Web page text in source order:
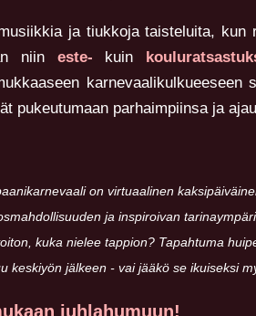
ja tiukkoja taisteluita, kun
niin este- kuin
karnevaalikulkueeseen
pukeutumaan parhaimpiinsa ja
on virtuaalinen
ja inspiroivan
kuka nielee tappion? Tapahtuma
keskiyön jälkeen - vai jääkö se ikuiseksi
juhlahumuun!